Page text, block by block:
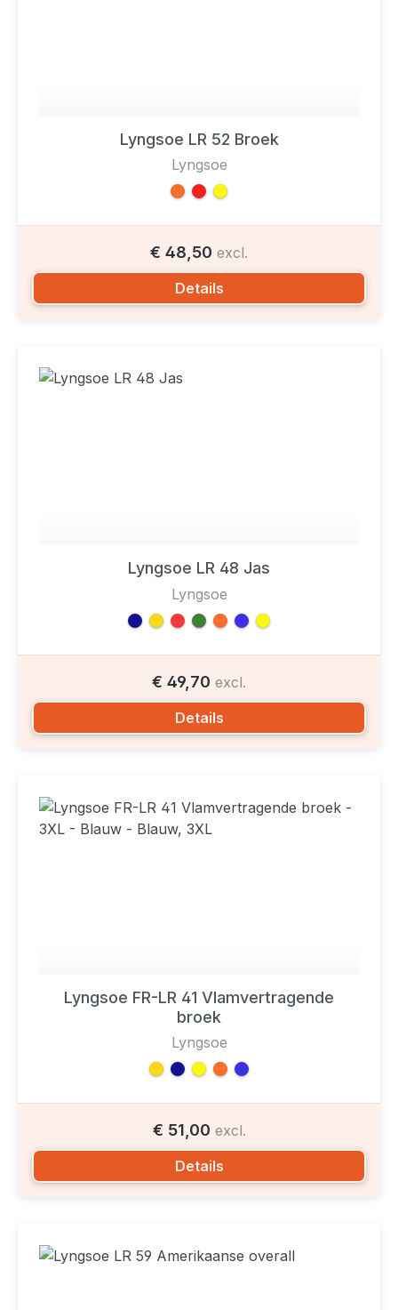
Lyngsoe LR 52 Broek
Lyngsoe
€ 48,50 excl.
Details
Lyngsoe LR 48 Jas
Lyngsoe
€ 49,70 excl.
Details
Lyngsoe FR-LR 41 Vlamvertragende
broek
Lyngsoe
€ 51,00 excl.
Details